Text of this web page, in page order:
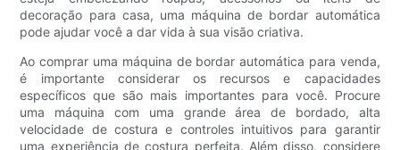
decoração para casa, uma máquina de bordar automática
pode ajudar você a dar vida à sua visão criativa.
Ao comprar uma máquina de bordar automática para venda,
é importante considerar os recursos e capacidades
específicos que são mais importantes para você. Procure
uma máquina com uma grande área de bordado, alta
velocidade de costura e controles intuitivos para garantir
uma experiência de costura perfeita. Além disso, considere